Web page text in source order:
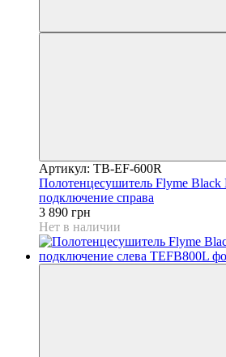
Артикул: TB-EF-600R
Полотенцесушитель Flyme Black
подключение справа
3 890 грн
Нет в наличии